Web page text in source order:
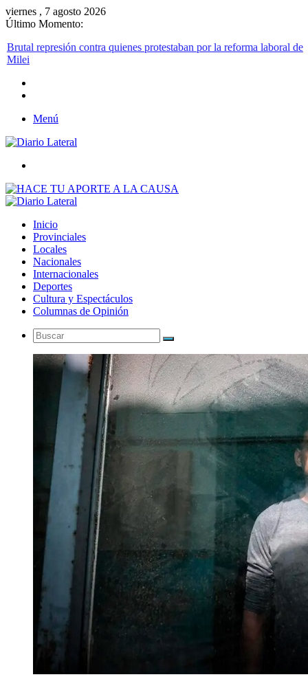
viernes , 7 agosto 2026
Último Momento:
Inicio
Provinciales
Nacionales
Internacionales
Deportes
Cultura y Espectáculos
Columnas de Opinión